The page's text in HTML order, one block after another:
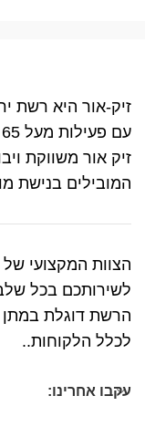
זיק-אור היא רשת
עם פעילות מעל 65 שנה!!
זיק אור משווקת
המובילים בנישת
הצוות המקצועי
לשירותכם בכל
הרשת דוגלת במתן
לכלל הלקוחות..
עקבו אחרינו: